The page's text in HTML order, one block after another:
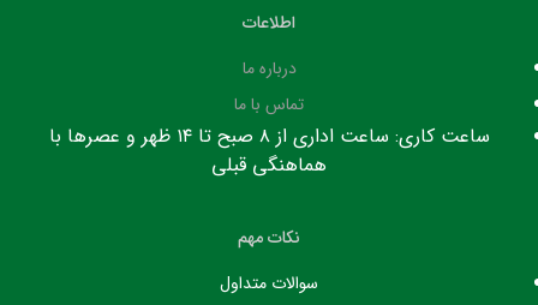
اطلاعات
درباره ما
تماس با ما
ساعت کاری: ساعت اداری از ۸ صبح تا ۱۴ ظهر و عصرها با
هماهنگی قبلی
نکات مهم
سوالات متداول